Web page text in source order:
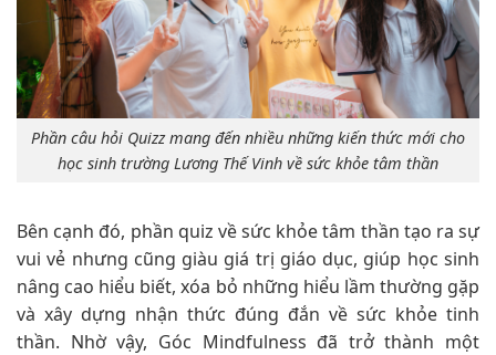
Phần câu hỏi Quizz mang đến nhiều những kiến thức mới cho
học sinh trường Lương Thế Vinh về sức khỏe tâm thần
Bên cạnh đó, phần quiz về sức khỏe tâm thần tạo ra sự
vui vẻ nhưng cũng giàu giá trị giáo dục, giúp học sinh
nâng cao hiểu biết, xóa bỏ những hiểu lầm thường gặp
và xây dựng nhận thức đúng đắn về sức khỏe tinh
thần. Nhờ vậy, Góc Mindfulness đã trở thành một